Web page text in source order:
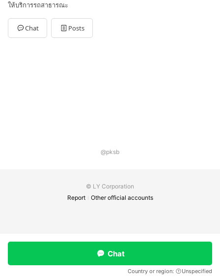
ให้บริการรถสาธารณะ
Chat Posts
@pksb
© LY Corporation
Report
Other official accounts
Chat
Country or region: Unspecified